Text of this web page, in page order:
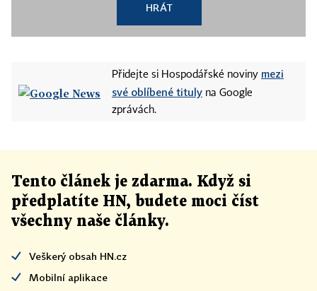
HRÁT
Přidejte si Hospodářské noviny mezi
své oblíbené tituly na Google
zprávách.
Tento článek je zdarma. Když si
předplatíte HN, budete moci číst
všechny naše články.
Veškerý obsah HN.cz
Mobilní aplikace